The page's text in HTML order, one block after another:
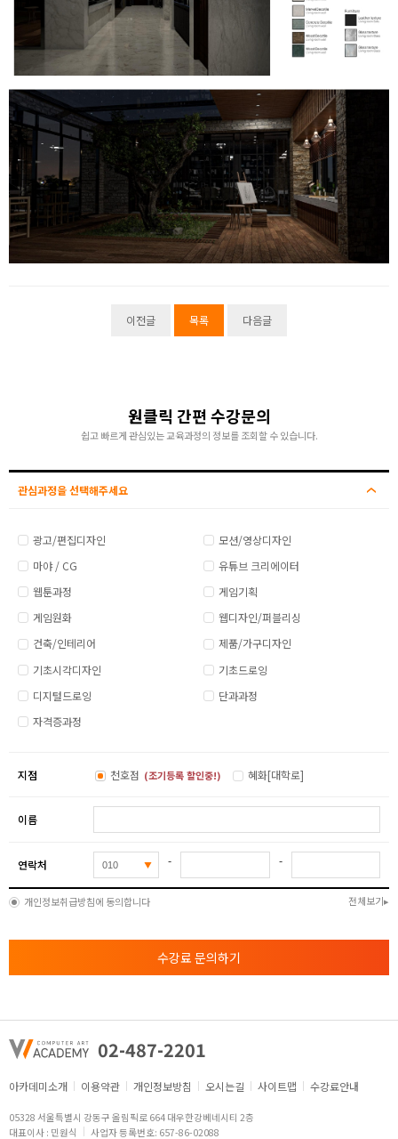
이전글 목록 다음글
원클릭 간편 수강문의
쉽고 빠르게 관심있는 교육과정의 정보를 조회할 수 있습니다.
관심과정을 선택해주세요
광고/편집디자인
모션/영상디자인
마야 / CG
유튜브 크리에이터
웹툰과정
게임기획
게임원화
웹디자인/퍼블리싱
건축/인테리어
제품/가구디자인
기초시각디자인
기초드로잉
디지털드로잉
단과과정
자격증과정
지점 천호점 (조기등록 할인중!) 혜화[대학로]
이름
연락처 - -
개인정보취급방침에 동의합니다 전체보기
수강료 문의하기
02-487-2201
아카데미소개 이용약관 개인정보방침 오시는길 사이트맵 수강료안내
05328 서울특별시 강동구 올림픽로 664 대우한강베네시티 2층
대표이사 : 민원식
사업자 등록번호: 657-86-02088